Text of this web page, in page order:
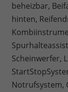
beheizbar,
hinten,
Scheinwerfer,
Notrufsystem,